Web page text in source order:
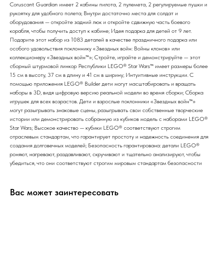
Coruscant Guardian имеет 2 кабины пилота, 2 пулемета, 2 регулируемые пушки и
рукоятку для удобного полета; Внутри достаточно места для солдат и
оборудования — откройте задний люк и откройте сдвижную часть боевого
корабля, чтобы получить доступ к кабине; Идея подарка для детей от 9 лет.
Подарите этот набор из 1083 деталей в качестве праздничного подарка или
особого удовольствия поклоннику «Звездных войн: Войны клонов» или
коллекционеру «Звездных войн™»; Стройте, играйте и демонстрируйте — этот
сборный штурмовой линкор Республики LEGO® Star Wars™ имеет размеры более
15 см в высоту, 37 см в длину и 41 см в ширину; Интуитивные инструкции. С
помощью приложения LEGO® Builder дети могут масштабировать и вращать
наборы в 3D, видя цифровую версию реальной модели во время сборки; Сборка
игрушек для всех возрастов. Дети и взрослые поклонники «Звездных войн™»
могут разыгрывать знаковые сцены, разыгрывать свои собственные творческие
истории или демонстрировать собранную из кубиков модель с наборами LEGO®
Star Wars; Высокое качество — кубики LEGO® соответствуют строгим
отраслевым стандартам, что гарантирует простоту и надежность соединения для
создания долговечных моделей; Безопасность гарантирована: детали LEGO®
роняют, нагревают, раздавливают, скручивают и тщательно анализируют, чтобы
убедиться, что они соответствуют строгим мировым стандартам безопасности
Вас может заинтересовать